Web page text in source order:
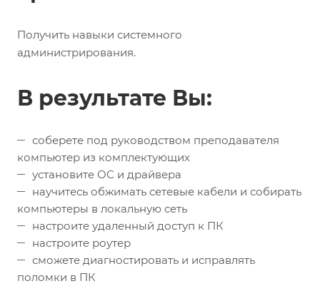
Получить навыки системного
администрирования.
В результате Вы:
соберете под руководством преподавателя
компьютер из комплектующих
установите ОС и драйвера
научитесь обжимать сетевые кабели и собирать
компьютеры в локальную сеть
настроите удаленный доступ к ПК
настроите роутер
сможете диагностировать и исправлять
поломки в ПК